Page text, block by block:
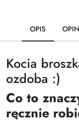
OPIS
Kocia
ozdoba :)
Co to
ręcznie